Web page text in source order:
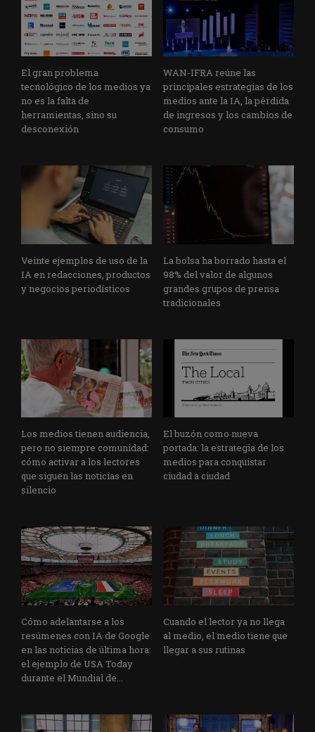
El gran problema
tecnológico de los medios ya
no es la falta de
herramientas, sino su
desconexión
WAN-IFRA reúne las
principales estrategias de los
medios ante la IA, la pérdida
de ingresos y los cambios de
consumo
Veinte ejemplos de uso de la
IA en redacciones, productos
y negocios periodísticos
La bolsa ha borrado hasta el
98% del valor de algunos
grandes grupos de prensa
tradicionales
Los medios tienen audiencia,
pero no siempre comunidad:
cómo activar a los lectores
que siguen las noticias en
silencio
El buzón como nueva
portada: la estrategia de los
medios para conquistar
ciudad a ciudad
Cómo adelantarse a los
resúmenes con IA de Google
en las noticias de última hora:
el ejemplo de USA Today
durante el Mundial de...
Cuando el lector ya no llega
al medio, el medio tiene que
llegar a sus rutinas